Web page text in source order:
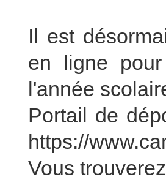
Il est
en ligne
l'année
Portail de
https://
Vous